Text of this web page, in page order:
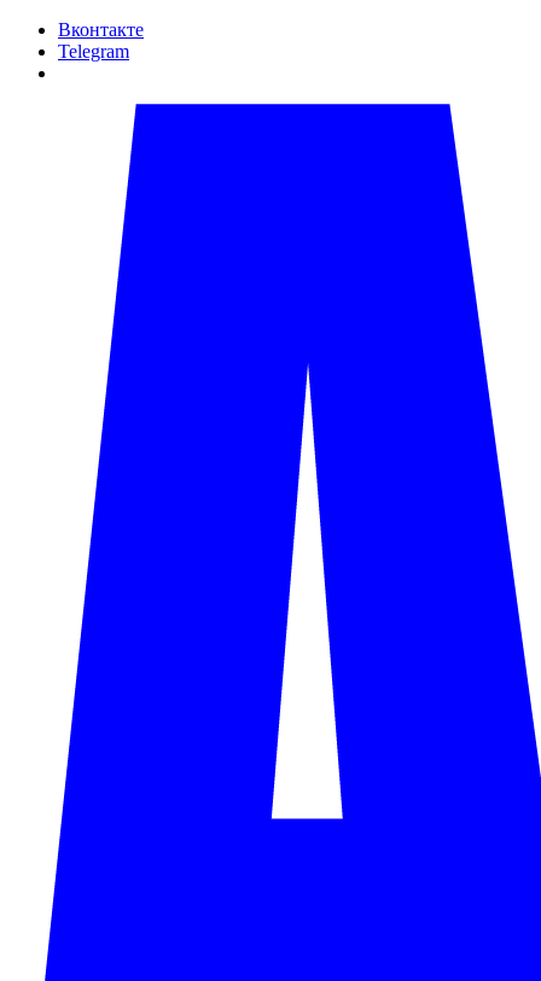
Вконтакте
Telegram